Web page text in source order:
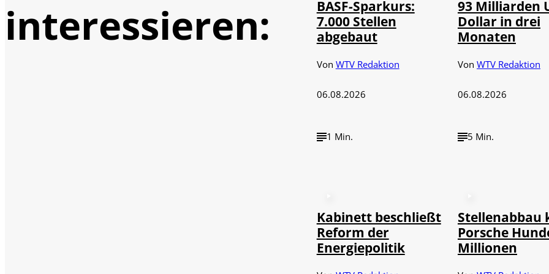
interessieren:
BASF-Sparkurs:
7.000 Stellen
abgebaut
Von WTV Redaktion
06.08.2026
1 Min.
93 Milliarden
Dollar in drei
Monaten
Von WTV Redaktion
06.08.2026
5 Min.
Kabinett beschließt
Reform der
Energiepolitik
Stellenabbau
Porsche
Millionen